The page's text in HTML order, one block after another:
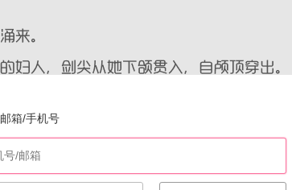
邮箱/手机号